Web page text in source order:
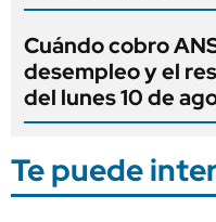
Cuándo cobro
desempleo y el
del lunes 10 de
Te puede